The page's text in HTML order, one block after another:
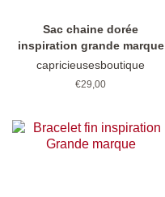
Sac chaine dorée
inspiration grande marque
capricieusesboutique
Prix
€29,00